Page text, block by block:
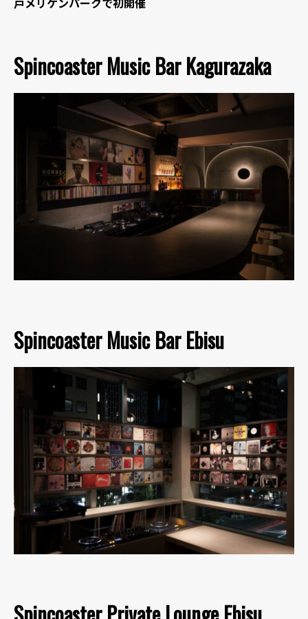
戸メリケンパークで初開催
Spincoaster Music Bar Kagurazaka
Spincoaster Music Bar Ebisu